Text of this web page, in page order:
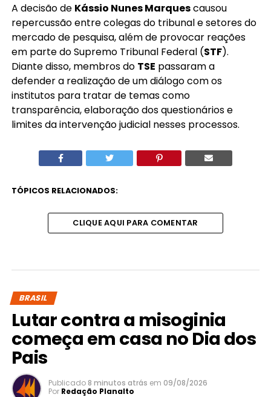
A decisão de Kássio Nunes Marquescausou
repercussão entre colegas do tribunal e setores do
mercado de pesquisa, além de provocar reações
em parte do Supremo Tribunal Federal (STF).
Diante disso, membros do TSE passaram a
defender a realização de um diálogo com os
institutos para tratar de temas como
transparência, elaboração dos questionários e
limites da intervenção judicial nesses processos.
TÓPICOS RELACIONADOS:
CLIQUE AQUI PARA COMENTAR
BRASIL
Lutar contra a misoginia
começa em casa no Dia dos
Pais
Publicado8 minutos atrás em 09/08/2026
Por Redação Planalto